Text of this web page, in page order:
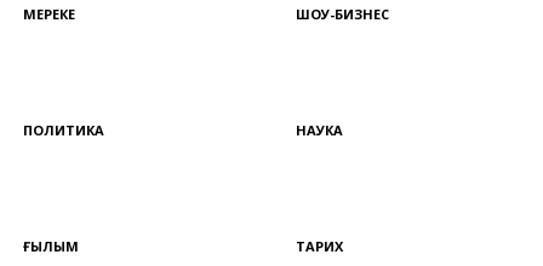
МЕРЕКЕ ШОУ-БИЗНЕС
ПОЛИТИКА НАУКА
ҒЫЛЫМ ТАРИХ